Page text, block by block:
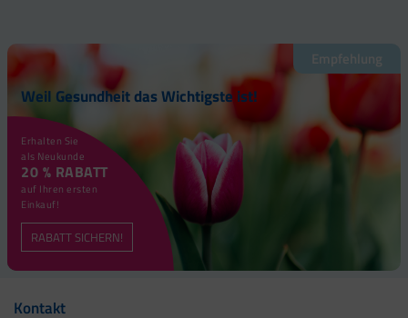
Empfehlung
Weil Gesundheit das Wichtigste ist!
Erhalten Sie
als Neukunde
20 % RABATT
auf Ihren ersten
Einkauf!
RABATT SICHERN!
Kontakt